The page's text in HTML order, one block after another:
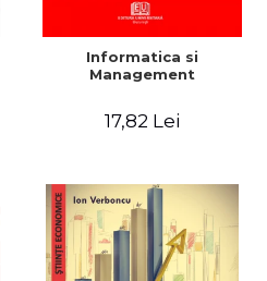
Informatica si
Management
17,82 Lei